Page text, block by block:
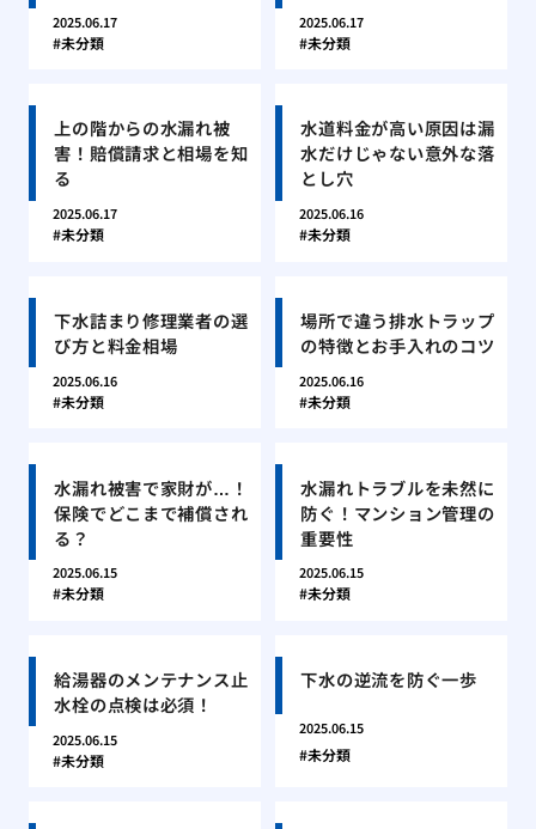
2025.06.17
未分類
2025.06.17
未分類
上の階からの水漏れ被
害！賠償請求と相場を知
る
2025.06.17
未分類
水道料金が高い原因は漏
水だけじゃない意外な落
とし穴
2025.06.16
未分類
下水詰まり修理業者の選
び方と料金相場
2025.06.16
未分類
場所で違う排水トラップ
の特徴とお手入れのコツ
2025.06.16
未分類
水漏れ被害で家財が…！
保険でどこまで補償され
る？
2025.06.15
未分類
水漏れトラブルを未然に
防ぐ！マンション管理の
重要性
2025.06.15
未分類
給湯器のメンテナンス止
水栓の点検は必須！
2025.06.15
未分類
下水の逆流を防ぐ一歩
2025.06.15
未分類